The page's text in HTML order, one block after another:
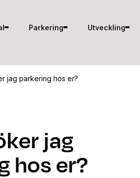
Parkering Utveckling
jag parkering hos er?
jag
hos er?